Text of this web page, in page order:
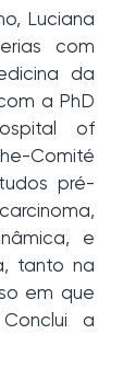
Luciana
com
da
a PhD
of
Comité
pré-
e
tanto na
em que
a